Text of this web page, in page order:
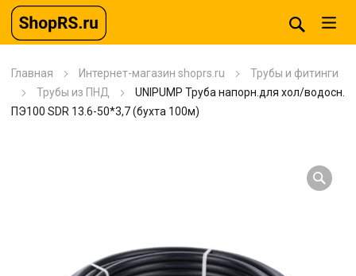
Главная Интернет-магазин shoprs.ru
Трубы и фитинги
Трубы из ПНД
UNIPUMP Труба напорн.для хол/водосн.
ПЭ100 SDR 13.6-50*3,7 (бухта 100м)